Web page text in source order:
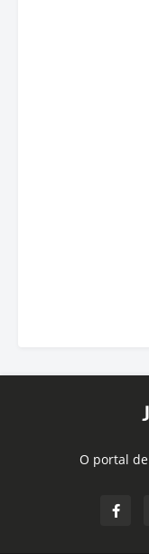
O portal